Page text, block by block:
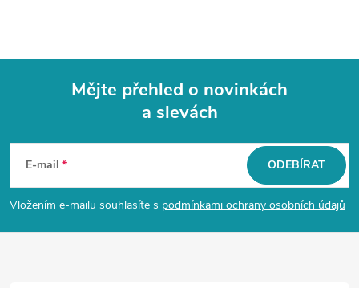
p
a
Mějte přehled o novinkách
a slevách
E-mail
Vložením e-mailu souhlasíte s podmínkami ochrany osobních údajů
ODEBÍRAT